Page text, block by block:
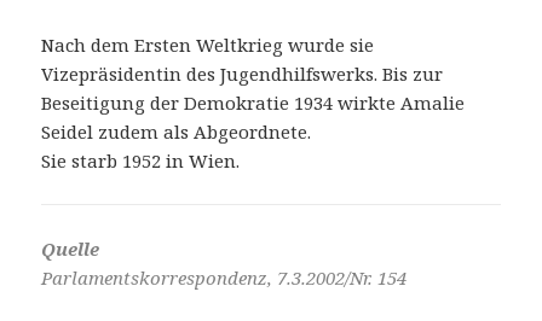
Nach dem Ersten Weltkrieg wurde sie
Vizepräsidentin des Jugendhilfswerks. Bis zur
Beseitigung der Demokratie 1934 wirkte Amalie
Seidel zudem als Abgeordnete.
Sie starb 1952 in Wien.
Quelle
Parlamentskorrespondenz, 7.3.2002/Nr. 154